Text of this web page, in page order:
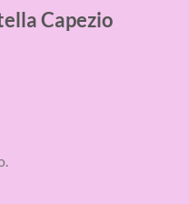
Capezio